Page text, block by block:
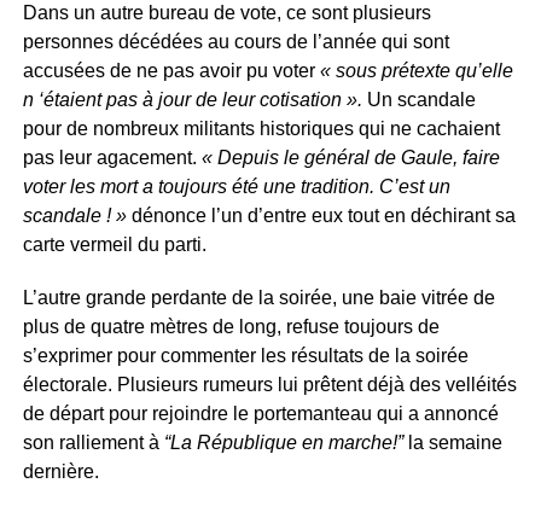
Dans un autre bureau de vote, ce sont plusieurs
personnes décédées au cours de l’année qui sont
accusées de ne pas avoir pu voter« sous prétexte qu’elle
n ‘étaient pas à jour de leur cotisation ». Un scandale
pour de nombreux militants historiques qui ne cachaient
pas leur agacement. « Depuis le général de Gaule, faire
voter les mort a toujours été une tradition. C’est un
scandale ! »dénonce l’un d’entre eux tout en déchirant sa
carte vermeil du parti.
L’autre grande perdante de la soirée, une baie vitrée de
plus de quatre mètres de long, refuse toujours de
s’exprimer pour commenter les résultats de la soirée
électorale. Plusieurs rumeurs lui prêtent déjà des velléités
de départ pour rejoindre le portemanteau qui a annoncé
son ralliement à “La République en marche!”la semaine
dernière.